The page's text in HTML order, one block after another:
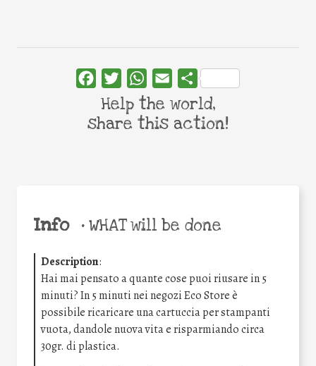
Info •WHAT will be done
Description:
Hai mai pensato a quante cose puoi riusare in 5
minuti? In 5 minuti nei negozi Eco Store è
possibile ricaricare una cartuccia per stampanti
vuota, dandole nuova vita e risparmiando circa
30gr. di plastica.
FacebookTwitterWhatsApp
Email Share
Help the world,
share this action!